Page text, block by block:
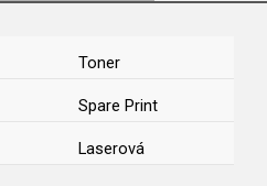
Toner
Spare Print
Laserová